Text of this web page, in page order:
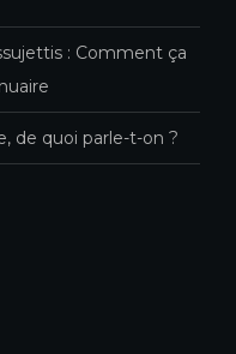
: Comment ça
de quoi parle-t-on ?